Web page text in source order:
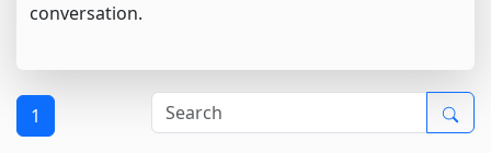
conversation.
1